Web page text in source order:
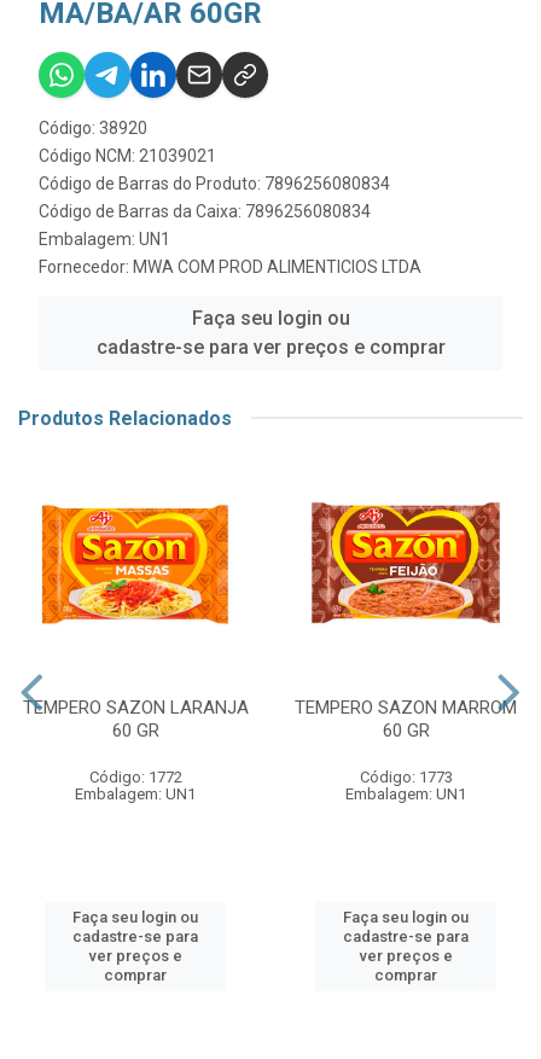
MA/BA/AR 60GR
Código: 38920
Código NCM: 21039021
Código de Barras do Produto: 7896256080834
Código de Barras da Caixa: 7896256080834
Embalagem: UN1
Fornecedor: MWA COM PROD ALIMENTICIOS LTDA
Faça seu login ou
cadastre-se para ver preços e comprar
Produtos Relacionados
TEMPERO SAZON LARANJA
60 GR
Código: 1772
Embalagem: UN1
Faça seu login ou
cadastre-se para
ver preços e
comprar
TEMPERO SAZON MARROM
60 GR
Código: 1773
Embalagem: UN1
Faça seu login ou
cadastre-se para
ver preços e
comprar